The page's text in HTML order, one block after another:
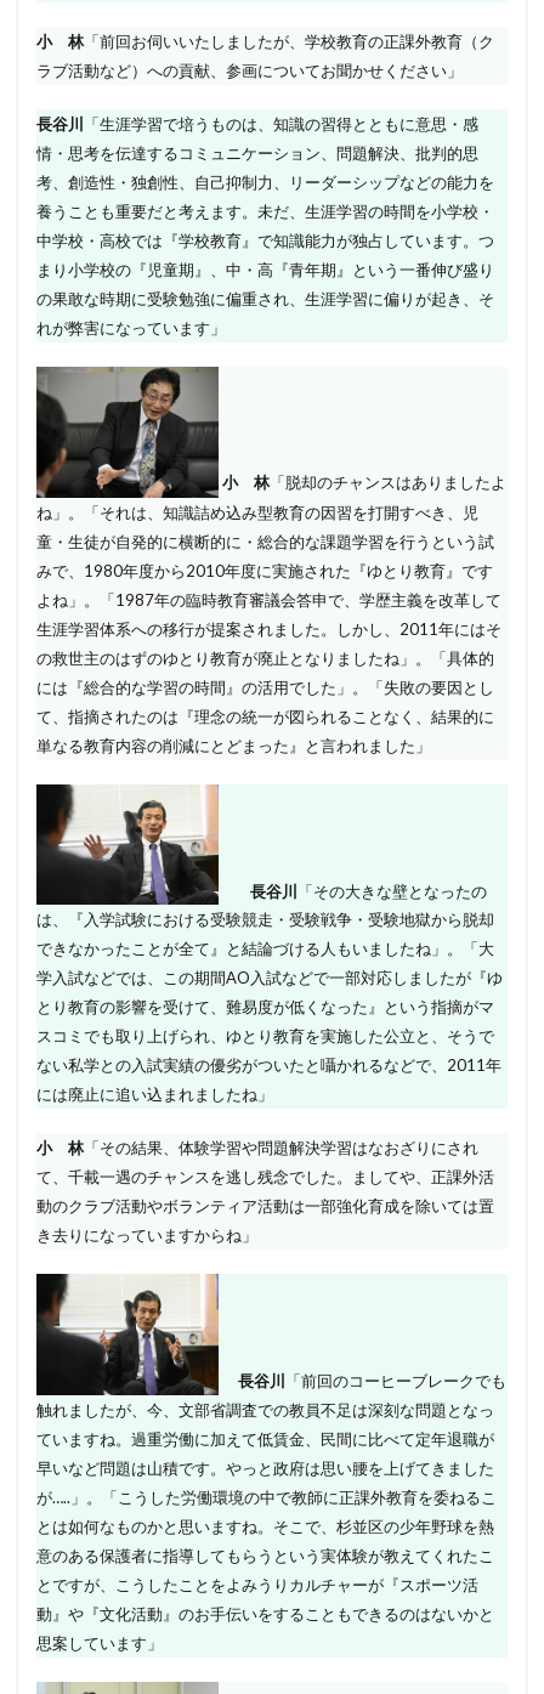
小 林「前回お伺いいたしましたが、学校教育の正課外教育（ク
ラブ活動など）への貢献、参画についてお聞かせください」
長谷川
「生涯学習で培うものは、知識の習得とともに意思・感
情・思考を伝達するコミュニケーション、問題解決、批判的思
考、創造性・独創性、自己抑制力、リーダーシップなどの能力を
養うことも重要だと考えます。未だ、生涯学習の時間を小学校・
中学校・高校では『学校教育』で知識能力が独占しています。つ
まり小学校の『児童期』、中・高『青年期』という一番伸び盛り
の果敢な時期に受験勉強に偏重され、生涯学習に偏りが起き、そ
れが弊害になっています」
小 林「脱却のチャンスはありましたよ
ね」。「それは、知識詰め込み型教育の因習を打開すべき、児
童・生徒が自発的に横断的に・総合的な課題学習を行うという試
みで、1980年度から2010年度に実施された『ゆとり教育』です
よね」。「1987年の臨時教育審議会答申で、学歴主義を改革して
生涯学習体系への移行が提案されました。しかし、2011年にはそ
の救世主のはずのゆとり教育が廃止となりましたね」。「具体的
には『総合的な学習の時間』の活用でした」。「失敗の要因とし
て、指摘されたのは『理念の統一が図られることなく、結果的に
単なる教育内容の削減にとどまった』と言われました」
長谷川 「その大きな壁となったの
は、『入学試験における受験競走・受験戦争・受験地獄から脱却
できなかったことが全て』と結論づける人もいましたね」。「大
学入試などでは、この期間AO入試などで一部対応しましたが『ゆ
とり教育の影響を受けて、難易度が低くなった』という指摘がマ
スコミでも取り上げられ、ゆとり教育を実施した公立と、そうで
ない私学との入試実績の優劣がついたと囁かれるなどで、2011年
には廃止に追い込まれましたね」
小 林「その結果、体験学習や問題解決学習はなおざりにされ
て、千載一遇のチャンスを逃し残念でした。ましてや、正課外活
動のクラブ活動やボランティア活動は一部強化育成を除いては置
き去りになっていますからね」
長谷川
「前回のコーヒーブレークでも
触れましたが、今、文部省調査での教員不足は深刻な問題となっ
ていますね。過重労働に加えて低賃金、民間に比べて定年退職が
早いなど問題は山積です。やっと政府は思い腰を上げてきました
が…..」。「こうした労働環境の中で教師に正課外教育を委ねるこ
とは如何なものかと思いますね。そこで、杉並区の少年野球を熱
意のある保護者に指導してもらうという実体験が教えてくれたこ
とですが、こうしたことをよみうりカルチャーが『スポーツ活
動』や『文化活動』のお手伝いをすることもできるのはないかと
思案しています」